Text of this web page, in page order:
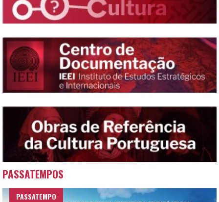
PASSATEMPOS
PASSATEMPO